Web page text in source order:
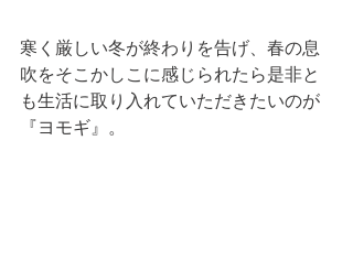
寒く厳しい冬が終わりを告げ、春の息
吹をそこかしこに感じられたら是非と
も生活に取り入れていただきたいのが
『ヨモギ』。